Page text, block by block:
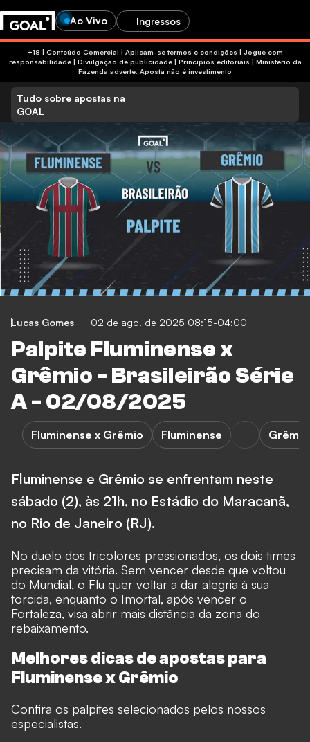
Ao Vivo Ingressos
+18 | Conteúdo Comercial | Aplicam-se termos e condições | Jogue com
responsabilidade| Divulgação de publicidade| Princípios editoriais | Ministério da
Fazenda adverte: Aposta não é investimento
Tudo sobre apostas na
GOAL
Lucas Gomes 02 de ago. de 2025 08:15-04:00
Palpite Fluminense x
Grêmio - Brasileirão Série
A - 02/08/2025
Fluminense x Grêmio Fluminense Grêmio
Fluminense e Grêmio se enfrentam neste
sábado (2), às 21h, no Estádio do Maracanã,
no Rio de Janeiro (RJ).
No duelo dos tricolores pressionados, os dois times
precisam da vitória. Sem vencer desde que voltou
do Mundial, o Flu quer voltar a dar alegria à sua
torcida, enquanto o Imortal, após vencer o
Fortaleza, visa abrir mais distância da zona do
rebaixamento.
Melhores dicas de apostas para
Fluminense x Grêmio
Confira os palpites selecionados pelos nossos
especialistas.